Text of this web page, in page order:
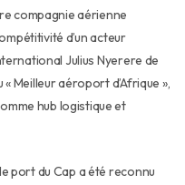
compagnie aérienne
d’un acteur
Julius Nyerere de
Meilleur aéroport d’Afrique »,
hub logistique et
port du Cap a été reconnu